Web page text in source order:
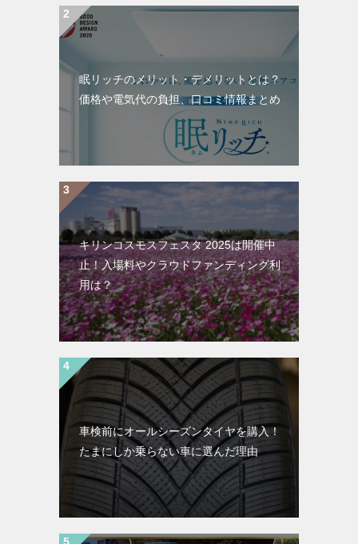
眠リッチのメリット・デメリットとは？
価格や電気代の負担、口コミ情報まとめ
キリンコスモスフェスタ 2025は開催中
止！入場料やクラウドファンディング利
用は？
車検前にオールシーズンタイヤを購入！
たまにしか乗らない車に選んだ理由